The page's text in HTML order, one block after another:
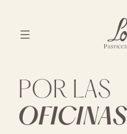
content
POR LAS
OFICINAS